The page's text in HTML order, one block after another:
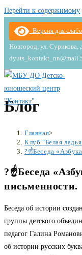
Перейти к содержимому
Версия для
Новгород, ул.
Блог
Главная>
Клуб "Белая
?☝️Беседа
?☝️Беседа
письменности.
Беседа об истории
группы детского
педагог Галина
об истории русских